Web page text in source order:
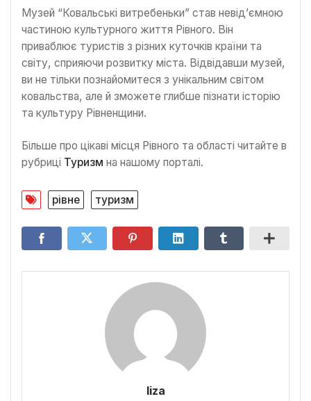
Музей “Ковальські витребеньки” став невід’ємною
частиною культурного життя Рівного. Він
приваблює туристів з різних куточків країни та
світу, сприяючи розвитку міста. Відвідавши музей,
ви не тільки познайомитеся з унікальним світом
ковальства, але й зможете глибше пізнати історію
та культуру Рівненщини.
Більше про цікаві місця Рівного та області читайте в
рубриці Туризм на нашому порталі.
рівне туризм
liza